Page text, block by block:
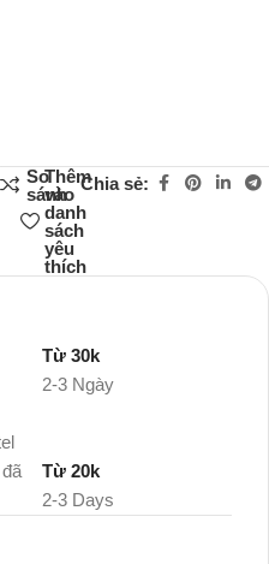
So
sánh
Thêm
vào
danh
sách
yêu
thích
Chia sẻ:
2-3 Ngày
Từ 30k
2-3 Days
Từ 20k